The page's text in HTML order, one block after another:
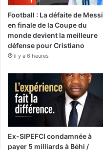
Football : La défaite de Messi
en finale de la Coupe du
monde devient la meilleure
défense pour Cristiano
il y a 6 heures
Ex-SIPEFCI condamnée à
payer 5 milliards à Béhi /